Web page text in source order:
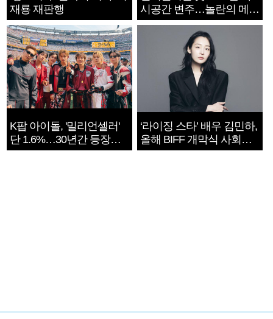
재룡 재판행
시공간 변주…놀란의 메시
지는 ‘전쟁 속죄’
K팝 아이돌, '밀리언셀러'
단 1.6%…30년간 등장
1182개팀 전수조사
‘라이징 스타’ 배우 김민하,
올해 BIFF 개막식 사회자
확정